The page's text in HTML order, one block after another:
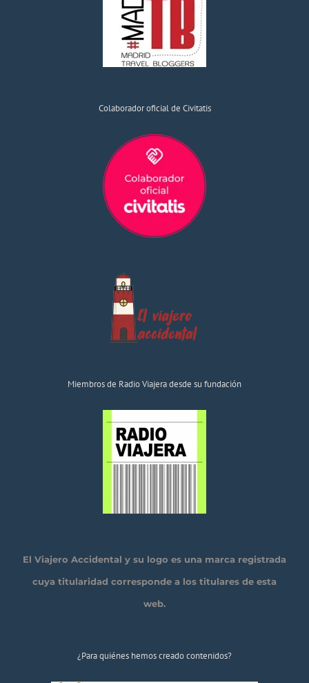
Colaborador oficial de Civitatis
Miembros de Radio Viajera desde su fundación
El Viajero Accidental y su logo es una marca registrada
cuya titularidad corresponde a los titulares de esta
web.
¿Para quiénes hemos creado contenidos?